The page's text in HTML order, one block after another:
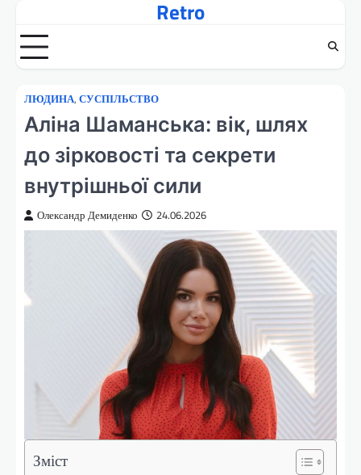
вмісту
Retro
ЛЮДИНА, СУСПІЛЬСТВО
Аліна Шаманська: вік, шлях
до зірковості та секрети
внутрішньої сили
Олександр Демиденко 24.06.2026
Зміст